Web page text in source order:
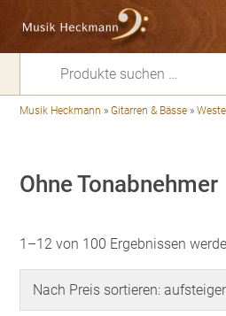
Musik Heckmann »Gitarren & Bässe »
Ohne Tonabnehmer
1–12 von 100 Ergebnissen